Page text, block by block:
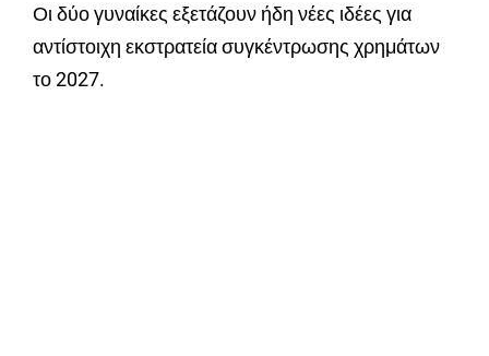
Οι δύο γυναίκες εξετάζουν ήδη νέες ιδέες για
αντίστοιχη εκστρατεία συγκέντρωσης χρημάτων
το 2027.